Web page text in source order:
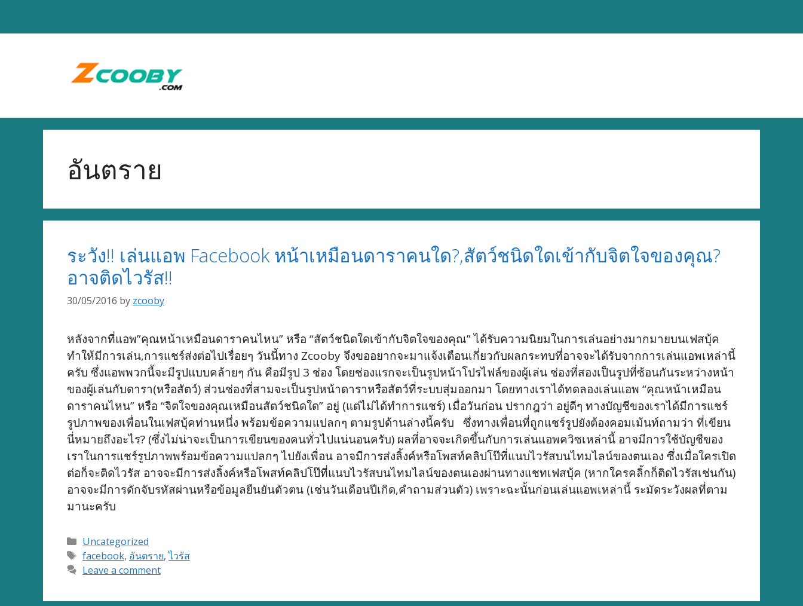
อันตราย
ระวัง!! เล่นแอพ Facebook หน้าเหมือนดาราคนใด?,สัตว์ชนิดใดเข้ากับจิตใจของคุณ?
อาจติดไวรัส!!
30/05/2016 by zcooby
หลังจากที่แอพ”คุณหน้าเหมือนดาราคนไหน” หรือ “สัตว์ชนิดใดเข้ากับจิตใจของคุณ” ได้รับความนิยมในการเล่นอย่างมากมายบนเฟสบุ้ค
ทำให้มีการเล่น,การแชร์ส่งต่อไปเรื่อยๆ วันนี้ทาง Zcooby จึงขออยากจะมาแจ้งเตือนเกี่ยวกับผลกระทบที่อาจจะได้รับจากการเล่นแอพเหล่านี้
ครับ ซึ่งแอพพวกนี้จะมีรูปแบบคล้ายๆ กัน คือมีรูป 3 ช่อง โดยช่องแรกจะเป็นรูปหน้าโปรไฟล์ของผู้เล่น ช่องที่สองเป็นรูปที่ซ้อนกันระหว่างหน้า
ของผู้เล่นกับดารา(หรือสัตว์) ส่วนช่องที่สามจะเป็นรูปหน้าดาราหรือสัตว์ที่ระบบสุ่มออกมา โดยทางเราได้ทดลองเล่นแอพ “คุณหน้าเหมือน
ดาราคนไหน” หรือ “จิตใจของคุณเหมือนสัตว์ชนิดใด” อยู่ (แต่ไม่ได้ทำการแชร์) เมื่อวันก่อน ปรากฎว่า อยู่ดีๆ ทางบัญชีของเราได้มีการแชร์
รูปภาพของเพื่อนในเฟสบุ้คท่านหนึ่ง พร้อมข้อความแปลกๆ ตามรูปด้านล่างนี้ครับ ซึ่งทางเพื่อนที่ถูกแชร์รูปยังต้องคอมเม้นท์ถามว่า ที่เขียน
นี่หมายถึงอะไร? (ซึ่งไม่น่าจะเป็นการเขียนของคนทั่วไปแน่นอนครับ) ผลที่อาจจะเกิดขึ้นกับการเล่นแอพควิซเหล่านี้ อาจมีการใช้บัญชีของ
เราในการแชร์รูปภาพพร้อมข้อความแปลกๆ ไปยังเพื่อน อาจมีการส่งลิ้งค์หรือโพสท์คลิปโป๊ที่แนบไวรัสบนไทมไลน์ของตนเอง ซึ่งเมื่อใครเปิด
ต่อก็จะติดไวรัส อาจจะมีการส่งลิ้งค์หรือโพสท์คลิปโป๊ที่แนบไวรัสบนไทมไลน์ของตนเองผ่านทางแชทเฟสบุ้ค (หากใครคลิ้กก็ติดไวรัสเช่นกัน)
อาจจะมีการดักจับรหัสผ่านหรือข้อมูลยืนยันตัวตน (เช่นวันเดือนปีเกิด,คำถามส่วนตัว) เพราะฉะนั้นก่อนเล่นแอพเหล่านี้ ระมัดระวังผลที่ตาม
มานะครับ
Categories
Uncategorized
Tags
facebook, อันตราย,ไวรัส
Leave a comment